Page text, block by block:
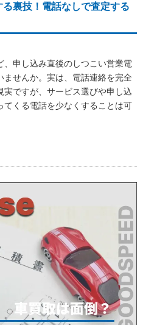
裏技！電話なしで査定する
、申し込み直後のしつこい営業電
せんか。実は、電話連絡を完全
ですが、サービス選びや申し込
くる電話を少なくすることは可